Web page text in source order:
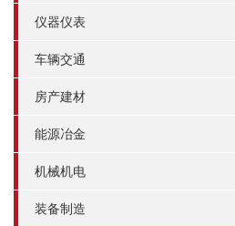
仪器仪表
车辆交通
房产建材
能源冶金
机械机电
装备制造